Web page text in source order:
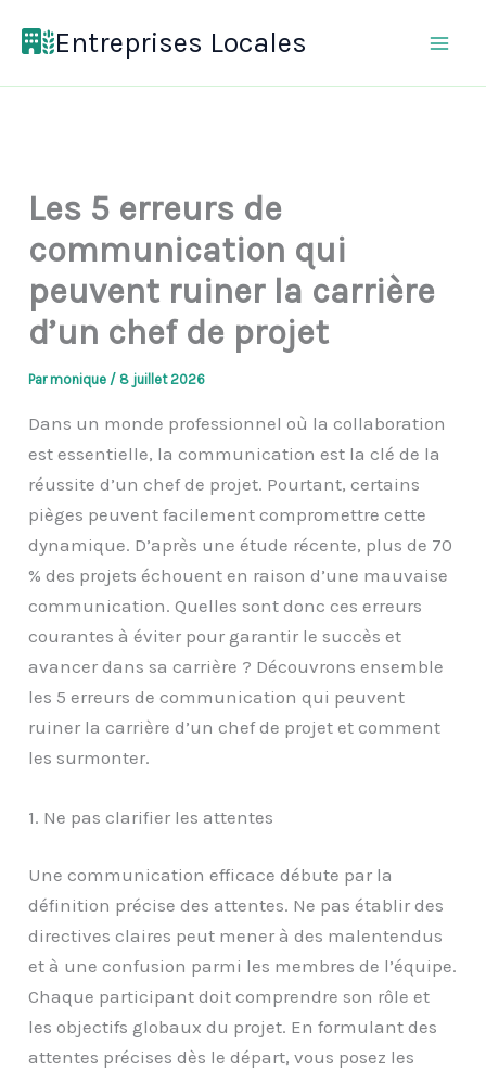
Entreprises Locales
Les 5 erreurs de
communication qui
peuvent ruiner la carrière
d’un chef de projet
Parmonique / 8 juillet 2026
Dans un monde professionnel où la collaboration
est essentielle, la communication est la clé de la
réussite d’un chef de projet. Pourtant, certains
pièges peuvent facilement compromettre cette
dynamique. D’après une étude récente, plus de 70
% des projets échouent en raison d’une mauvaise
communication. Quelles sont donc ces erreurs
courantes à éviter pour garantir le succès et
avancer dans sa carrière ? Découvrons ensemble
les 5 erreurs de communication qui peuvent
ruiner la carrière d’un chef de projet et comment
les surmonter.
1. Ne pas clarifier les attentes
Une communication efficace débute par la
définition précise des attentes. Ne pas établir des
directives claires peut mener à des malentendus
et à une confusion parmi les membres de l’équipe.
Chaque participant doit comprendre son rôle et
les objectifs globaux du projet. En formulant des
attentes précises dès le départ, vous posez les